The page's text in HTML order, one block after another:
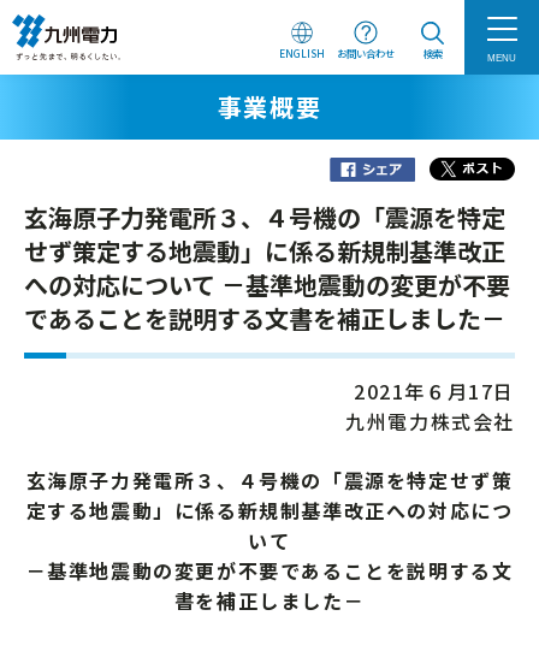
ENGLISH お問い合わせ 検索 MENU
事業概要
玄海原子力発電所３、４号機の「震源を特定
せず策定する地震動」に係る新規制基準改正
への対応について －基準地震動の変更が不要
であることを説明する文書を補正しました－
2021年６月17日
九州電力株式会社
玄海原子力発電所３、４号機の「震源を特定せず策
定する地震動」に係る新規制基準改正への対応につ
いて
－基準地震動の変更が不要であることを説明する文
書を補正しました－